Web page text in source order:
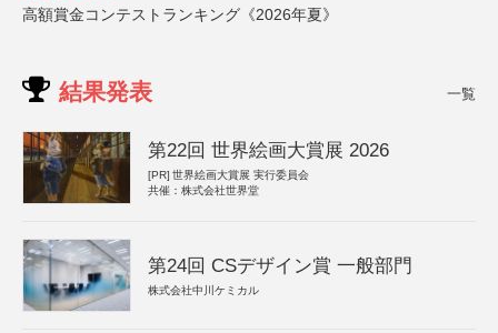
高額賞金コンテストランキング《2026年夏》
結果発表 一覧
第22回 世界絵画大賞展 2026
[PR] 世界絵画大賞展 実行委員会
共催：株式会社世界堂
第24回 CSデザイン賞 一般部門
株式会社中川ケミカル